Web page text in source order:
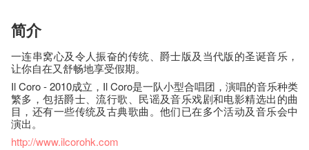
简介
一连串窝心及令人振奋的传统、爵士版及当代版的圣诞音乐，
让你自在又舒畅地享受假期。
Il Coro - 2010成立，Il Coro是一队小型合唱团，演唱的音乐种类
繁多，包括爵士、流行歌、民谣及音乐戏剧和电影精选出的曲
目，还有一些传统及古典歌曲。他们已在多个活动及音乐会中
演出。
http://www.ilcorohk.com